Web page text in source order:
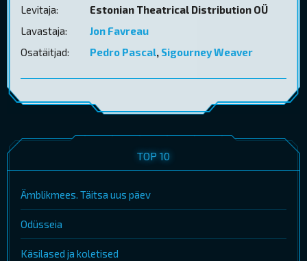
Levitaja:
Estonian Theatrical Distribution OÜ
Lavastaja:
Jon Favreau
Osatäitjad:
Pedro Pascal, Sigourney Weaver
TOP 10
Ämblikmees. Täitsa uus päev
Odüsseia
Käsilased ja koletised